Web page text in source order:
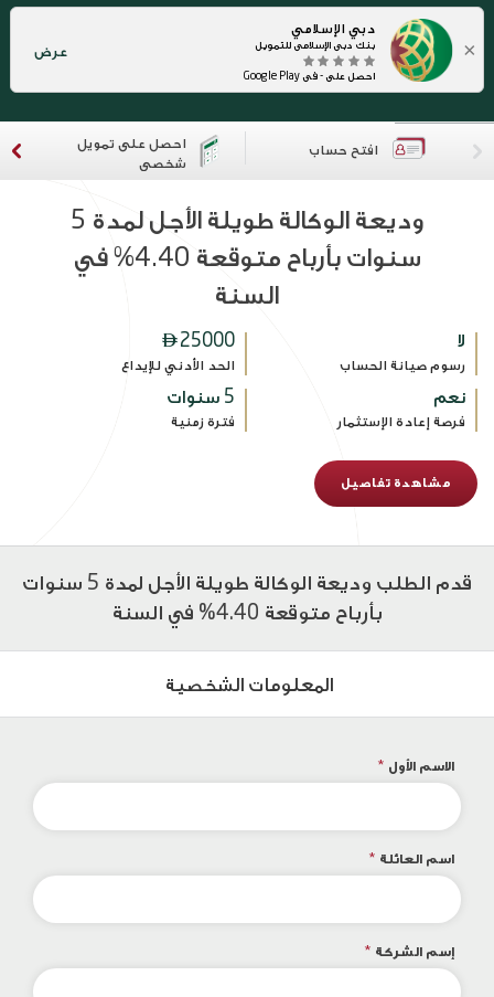
×
دبي الإسلامي
بنك دبي الإسلامي للتمويل
احصل على - في Google Play
عرض
افتح حساب
احصل على تمويل
شخصي
وديعة الوكالة طويلة الأجل لمدة 5
سنوات بأرباح متوقعة 4.40% في
السنة
لا
رسوم صيانة الحساب
25000
الحد الأدني للإيداع
نعم
فرصة إعادة الإستثمار
5 سنوات
فترة زمنية
مشاهدة تفاصيل
قدم الطلب وديعة الوكالة طويلة الأجل لمدة 5 سنوات
بأرباح متوقعة 4.40% في السنة
المعلومات الشخصية
الاسم الأول *
اسم العائلة *
إسم الشركة *